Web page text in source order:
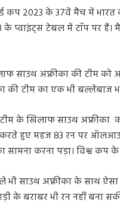
कप 2023 के 37वें मैच में
के प्वाइंट्स टेबल में टॉप पर
साउथ अफ्रीका की टीम को
की टीम का एक भी बल्लेबाज
के खिलाफ साउथ अफ्रीका को
करते हुए महज 83 रन पर
सामना करना पड़ा। विश्व कप
भी साउथ अफ्रीका के साथ
के बराबर भी रन नहीं बना